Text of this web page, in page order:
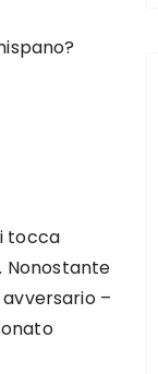
tocca
Nonostante
–